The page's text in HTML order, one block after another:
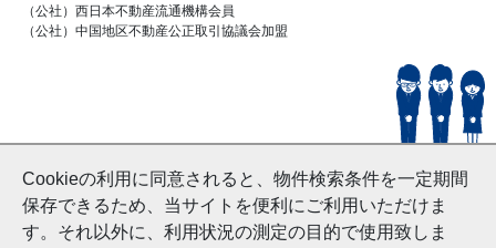
Cookieの利用に同意されると、物件検索条件を一定期間
保存できるため、当サイトを便利にご利用いただけま
す。それ以外に、利用状況の測定の目的で使用致しま
（公社）西日本不動産流通機構会員
（公社）中国地区不動産公正取引協議会加盟
© HouseDoYonago
and Nishinihon Home Co.ltd All Rights Reserved.